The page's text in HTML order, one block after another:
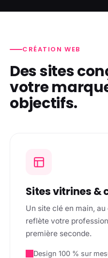
CRÉATION WEB
Des sites
votre
objectifs.
Sites vitrines &
Un site clé en main,
reflète votre
première seconde.
Design 100 % sur